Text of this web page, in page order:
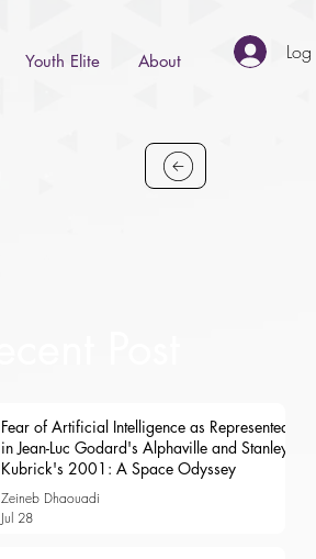
Youth Elite About
Fear of Artificial Intelligence as Represented
in Jean-Luc Godard's Alphaville and Stanley
Kubrick's 2001: A Space Odyssey
Zeineb Dhaouadi
Jul 28